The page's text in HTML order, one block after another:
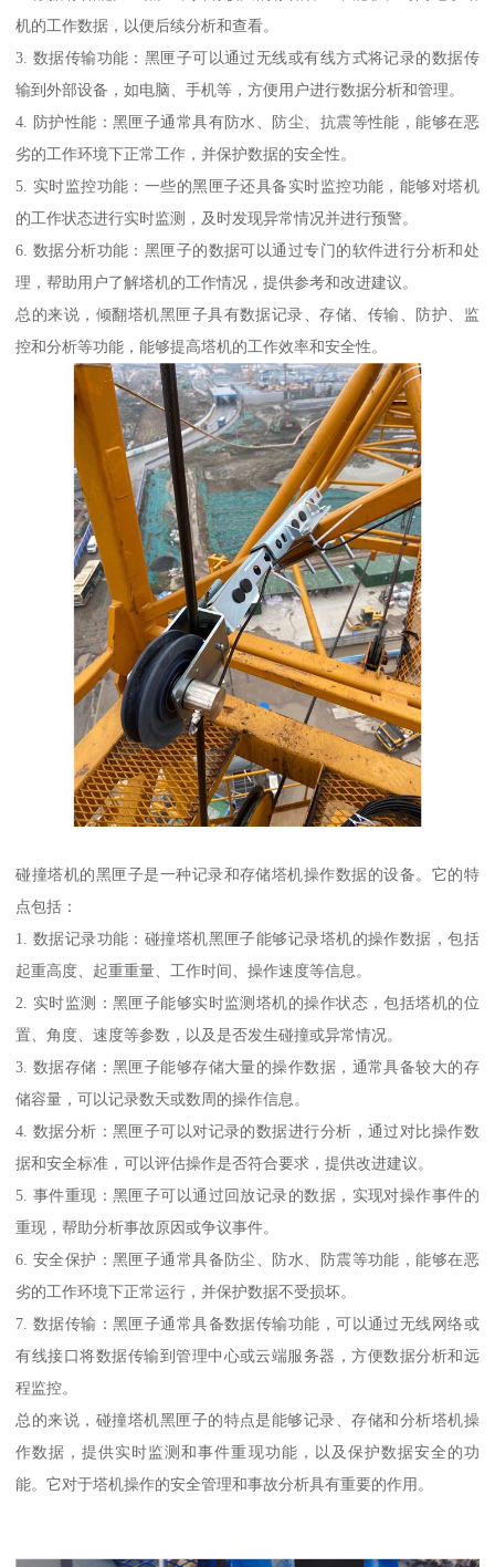
机的工作数据，以便后续分析和查看。
3. 数据传输功能：黑匣子可以通过无线或有线方式将记录的数据传
输到外部设备，如电脑、手机等，方便用户进行数据分析和管理。
4. 防护性能：黑匣子通常具有防水、防尘、抗震等性能，能够在恶
劣的工作环境下正常工作，并保护数据的安全性。
5. 实时监控功能：一些的黑匣子还具备实时监控功能，能够对塔机
的工作状态进行实时监测，及时发现异常情况并进行预警。
6. 数据分析功能：黑匣子的数据可以通过专门的软件进行分析和处
理，帮助用户了解塔机的工作情况，提供参考和改进建议。
总的来说，倾翻塔机黑匣子具有数据记录、存储、传输、防护、监
控和分析等功能，能够提高塔机的工作效率和安全性。
碰撞塔机的黑匣子是一种记录和存储塔机操作数据的设备。它的特
点包括：
1. 数据记录功能：碰撞塔机黑匣子能够记录塔机的操作数据，包括
起重高度、起重重量、工作时间、操作速度等信息。
2. 实时监测：黑匣子能够实时监测塔机的操作状态，包括塔机的位
置、角度、速度等参数，以及是否发生碰撞或异常情况。
3. 数据存储：黑匣子能够存储大量的操作数据，通常具备较大的存
储容量，可以记录数天或数周的操作信息。
4. 数据分析：黑匣子可以对记录的数据进行分析，通过对比操作数
据和安全标准，可以评估操作是否符合要求，提供改进建议。
5. 事件重现：黑匣子可以通过回放记录的数据，实现对操作事件的
重现，帮助分析事故原因或争议事件。
6. 安全保护：黑匣子通常具备防尘、防水、防震等功能，能够在恶
劣的工作环境下正常运行，并保护数据不受损坏。
7. 数据传输：黑匣子通常具备数据传输功能，可以通过无线网络或
有线接口将数据传输到管理中心或云端服务器，方便数据分析和远
程监控。
总的来说，碰撞塔机黑匣子的特点是能够记录、存储和分析塔机操
作数据，提供实时监测和事件重现功能，以及保护数据安全的功
能。它对于塔机操作的安全管理和事故分析具有重要的作用。